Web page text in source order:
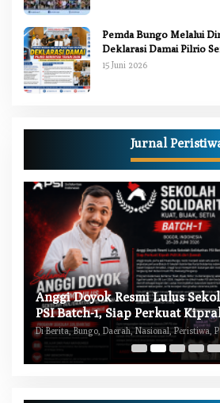
Pemda Bungo Melalui
Deklarasi Damai Pilrio
15 Juni 2026
Jurnal
Anggi Doyok Resmi Lulus
PSI Batch-1, Siap Perkuat
Daerah
Di Berita, Bungo, Daerah, Nasional, Peristiwa,